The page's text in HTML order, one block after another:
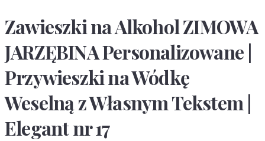
Zawieszki na Alkohol ZIMOWA
JARZĘBINA Personalizowane |
Przywieszki na Wódkę
Weselną z Własnym Tekstem |
Elegant nr 17